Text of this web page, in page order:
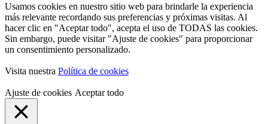
Usamos cookies en nuestro sitio web para brindarle la experiencia
más relevante recordando sus preferencias y próximas visitas. Al
hacer clic en "Aceptar todo", acepta el uso de TODAS las cookies.
Sin embargo, puede visitar "Ajuste de cookies" para proporcionar
un consentimiento personalizado.
Visita nuestra Política de cookies
Ajuste de cookies Aceptar todo